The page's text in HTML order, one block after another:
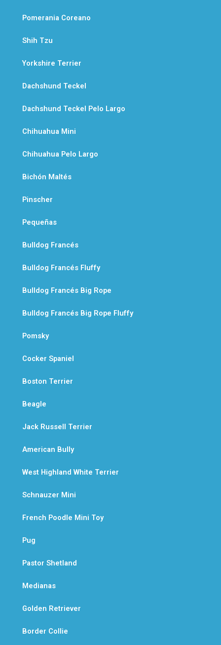
Pomerania Coreano
Shih Tzu
Yorkshire Terrier
Dachshund Teckel
Dachshund Teckel Pelo Largo
Chihuahua Mini
Chihuahua Pelo Largo
Bichón Maltés
Pinscher
Pequeñas
Bulldog Francés
Bulldog Francés Fluffy
Bulldog Francés Big Rope
Bulldog Francés Big Rope Fluffy
Pomsky
Cocker Spaniel
Boston Terrier
Beagle
Jack Russell Terrier
American Bully
West Highland White Terrier
Schnauzer Mini
French Poodle Mini Toy
Pug
Pastor Shetland
Medianas
Golden Retriever
Border Collie